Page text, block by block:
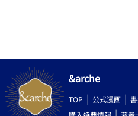
&arche
TOP 公式漫画